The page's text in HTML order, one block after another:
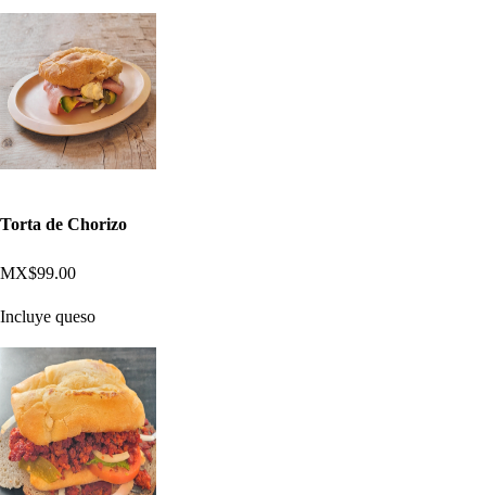
Torta de Chorizo
MX$99.00
Incluye queso